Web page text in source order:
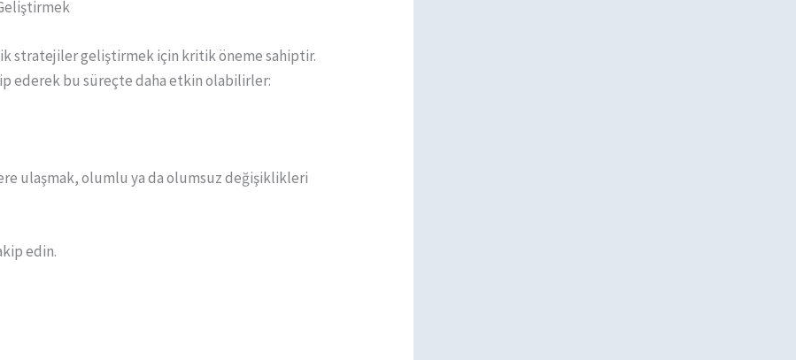
stratejiler geliştirmek için kritik öneme sahiptir.
ederek bu süreçte daha etkin olabilirler:
ulaşmak, olumlu ya da olumsuz değişiklikleri
edin.